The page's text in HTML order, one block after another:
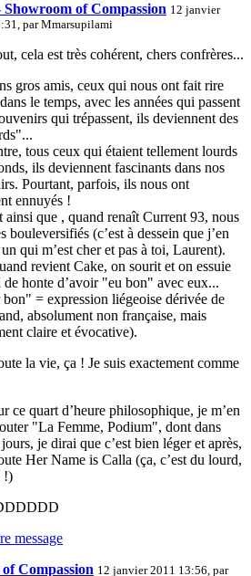
Showroom of Compassion 12 janvier
parMmarsupilami
cela est très cohérent, chers confrères...
gros amis, ceux qui nous ont fait rire
le temps, avec les années qui passent
qui trépassent, ils deviennent des
tous ceux qui étaient tellement lourds
ils deviennent fascinants dans nos
Pourtant, parfois, ils nous ont
ennuyés !
ainsi que , quand renaît Current 93, nous
bouleversifiés (c’est à dessein que j’en
qui m’est cher et pas à toi, Laurent).
revient Cake, on sourit et on essuie
de honte d’avoir "eu bon" avec eux...
= expression liégeoise dérivée de
absolument non française, mais
claire et évocative).
la vie, ça ! Je suis exactement comme
ce quart d’heure philosophique, je m’en
"La Femme, Podium", dont dans
je dirai que c’est bien léger et après,
Her Name is Calla (ça, c’est du lourd,
!)
message
Compassion 12 janvier 2011 13:56, par